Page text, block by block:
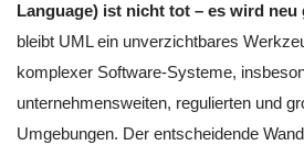
Language) ist nicht tot – es wird neu
bleibt UML ein unverzichtbares
komplexer Software-Systeme,
unternehmensweiten, regulierten und
Umgebungen. Der entscheidende